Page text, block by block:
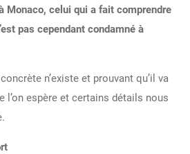
Monaco, celui qui a fait comprendre
pas cependant condamné à
n’existe et prouvant qu’il va
l’on espère et certains détails nous